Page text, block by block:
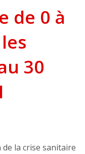
de 0 à
30
de la crise sanitaire